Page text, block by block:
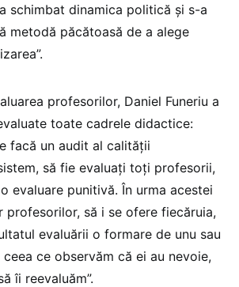
schimbat dinamica politică și s-a
metodă păcătoasă de a alege
profesorilor, Daniel Funeriu a
toate cadrele didactice:
facă un audit al calității
să fie evaluați toți profesorii,
evaluare punitivă. În urma acestei
profesorilor, să i se ofere fiecăruia,
evaluării o formare de unu sau
ce observăm că ei au nevoie,
îi reevaluăm”.